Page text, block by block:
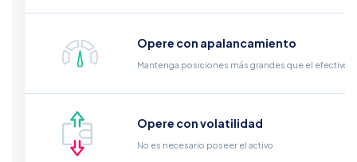
Opere con apalancamiento
Mantenga posiciones más grandes que el efectivo
Opere con volatilidad
No es necesario poseer el activo